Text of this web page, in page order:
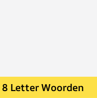
8 Letter Woorden